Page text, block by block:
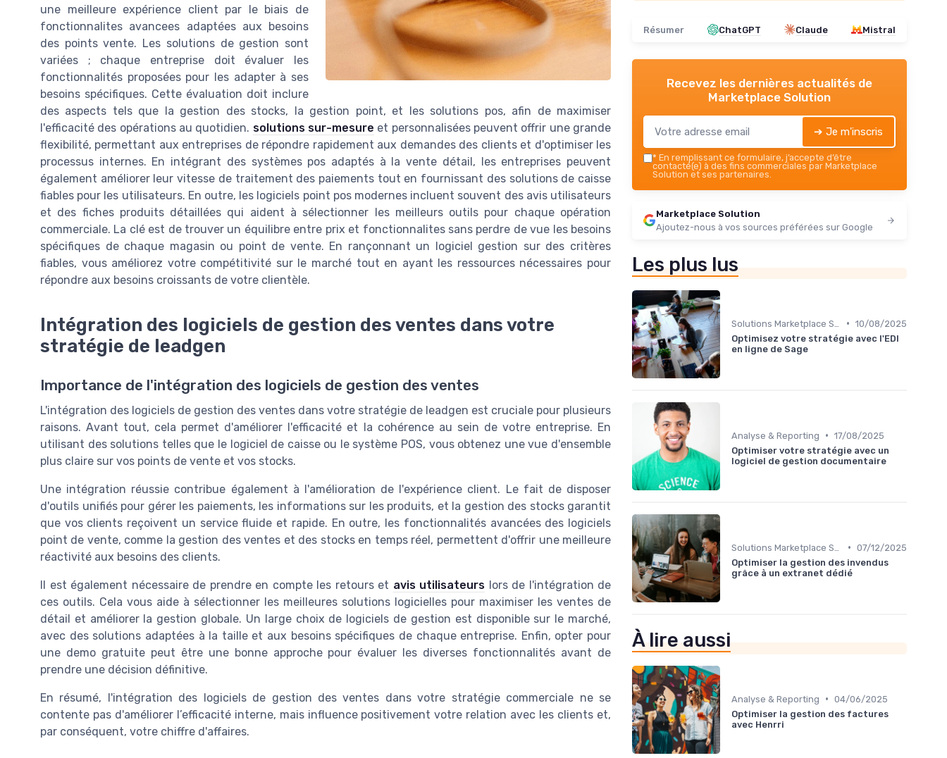
une meilleure expérience client par le biais de
fonctionnalites avancees adaptées aux besoins
des points vente. Les solutions de gestion sont
variées ; chaque entreprise doit évaluer les
fonctionnalités proposées pour les adapter à ses
besoins spécifiques. Cette évaluation doit inclure
des aspects tels que la gestion des stocks, la gestion point, et les solutions pos, afin de maximiser
l'efficacité des opérations au quotidien. solutions sur-mesure et personnalisées peuvent offrir une grande
flexibilité, permettant aux entreprises de répondre rapidement aux demandes des clients et d'optimiser les
processus internes. En intégrant des systèmes pos adaptés à la vente détail, les entreprises peuvent
également améliorer leur vitesse de traitement des paiements tout en fournissant des solutions de caisse
fiables pour les utilisateurs. En outre, les logiciels point pos modernes incluent souvent des avis utilisateurs
et des fiches produits détaillées qui aident à sélectionner les meilleurs outils pour chaque opération
commerciale. La clé est de trouver un équilibre entre prix et fonctionnalites sans perdre de vue les besoins
spécifiques de chaque magasin ou point de vente. En rançonnant un logiciel gestion sur des critères
fiables, vous améliorez votre compétitivité sur le marché tout en ayant les ressources nécessaires pour
répondre aux besoins croissants de votre clientèle.
Intégration des logiciels de gestion des ventes dans votre
stratégie de leadgen
Importance de l'intégration des logiciels de gestion des ventes
L'intégration des logiciels de gestion des ventes dans votre stratégie de leadgen est cruciale pour plusieurs
raisons. Avant tout, cela permet d'améliorer l'efficacité et la cohérence au sein de votre entreprise. En
utilisant des solutions telles que le logiciel de caisse ou le système POS, vous obtenez une vue d'ensemble
plus claire sur vos points de vente et vos stocks.
Une intégration réussie contribue également à l'amélioration de l'expérience client. Le fait de disposer
d'outils unifiés pour gérer les paiements, les informations sur les produits, et la gestion des stocks garantit
que vos clients reçoivent un service fluide et rapide. En outre, les fonctionnalités avancées des logiciels
point de vente, comme la gestion des ventes et des stocks en temps réel, permettent d'offrir une meilleure
réactivité aux besoins des clients.
Il est également nécessaire de prendre en compte les retours et avis utilisateurs lors de l'intégration de
ces outils. Cela vous aide à sélectionner les meilleures solutions logicielles pour maximiser les ventes de
détail et améliorer la gestion globale. Un large choix de logiciels de gestion est disponible sur le marché,
avec des solutions adaptées à la taille et aux besoins spécifiques de chaque entreprise. Enfin, opter pour
une demo gratuite peut être une bonne approche pour évaluer les diverses fonctionnalités avant de
prendre une décision définitive.
En résumé, l'intégration des logiciels de gestion des ventes dans votre stratégie commerciale ne se
contente pas d'améliorer l’efficacité interne, mais influence positivement votre relation avec les clients et,
par conséquent, votre chiffre d'affaires.
Résumer ChatGPT Claude Mistral
Recevez les dernières actualités de
Marketplace Solution
➔ Je m'inscris
* En remplissant ce formulaire, j’accepte d’être
contacté(e) à des fins commerciales par Marketplace
Solution et ses partenaires.
Marketplace Solution
Ajoutez-nous à vos sources préférées sur Google
Les plus lus
• 10/08/2025
Optimisez votre stratégie avec l'EDI
en ligne de Sage
Analyse & Reporting • 17/08/2025
Optimiser votre stratégie avec un
logiciel de gestion documentaire
• 07/12/2025
Optimiser la gestion des invendus
grâce à un extranet dédié
À lire aussi
Analyse & Reporting • 04/06/2025
Optimiser la gestion des factures
avec Henrri